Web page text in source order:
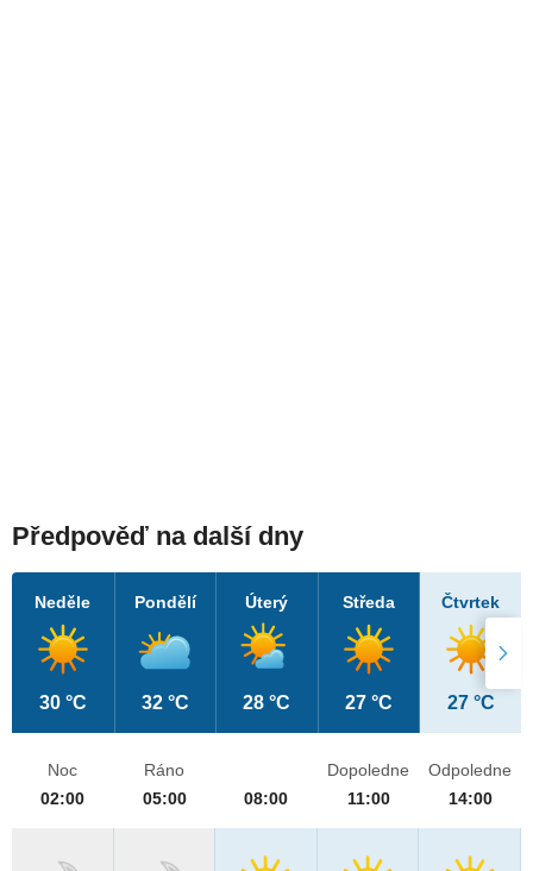
Předpověď na další dny
Neděle
30 °C
Pondělí
32 °C
Úterý
28 °C
Středa
27 °C
Čtvrtek
27 °C
Noc
02:00
Ráno
05:00
08:00
Dopoledne
11:00
Odpoledne
14:00